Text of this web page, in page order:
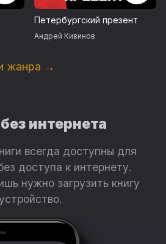
Петербургский презент
Андрей Кивинов
жанра →
интернета
всегда доступны для
доступа к интернету.
нужно загрузить книгу